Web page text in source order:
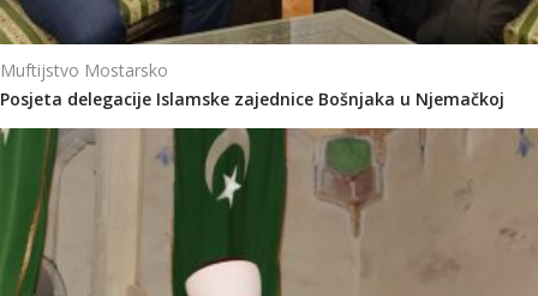
Muftijstvo Mostarsko
Posjeta delegacije Islamske zajednice Bošnjaka u Njemačkoj